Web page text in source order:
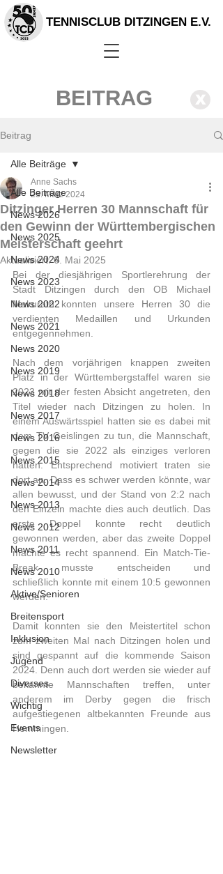
TENNISCLUB DITZINGEN E.V.
BEITRAG X
Beitrag
Alle Beiträge
News 2026
News 2025
News 2024
News 2023
News 2022
News 2021
News 2020
News 2019
News 2018
News 2017
News 2016
News 2015
News 2014
News 2013
News 2012
News 2011
News 2010
Aktive/Senioren
Breitensport
Inklusion
Jugend
Diverses
Wichtig
Events
Newsletter
Alle Beiträge
Ditzinger Herren 30 Mannschaft für
den Gewinn der Württembergischen
Meisterschaft geehrt
Anne Sachs
23. März 2024
Aktualisiert:6. Mai 2025
Bei der diesjährigen Sportlerehrung der
Stadt Ditzingen durch den OB Michael
Makurath konnten unsere Herren 30 die
verdienten Medaillen und Urkunden
entgegennehmen.
Nach dem vorjährigen knappen zweiten
Platz in der Württembergstaffel waren sie
2023 mit der festen Absicht angetreten, den
Titel wieder nach Ditzingen zu holen. In
einem Auswärtsspiel hatten sie es dabei mit
dem TV Geislingen zu tun, die Mannschaft,
gegen die sie 2022 als einziges verloren
hatten. Entsprechend motiviert traten sie
dort an. Dass es schwer werden könnte, war
allen bewusst, und der Stand von 2:2 nach
den Einzeln machte dies auch deutlich. Das
erste Doppel konnte recht deutlich
gewonnen werden, aber das zweite Doppel
machte es recht spannend. Ein Match-Tie-
Break musste entscheiden und
schließlich konnte mit einem 10:5 gewonnen
werden.
Damit konnten sie den Meistertitel schon
zum zweiten Mal nach Ditzingen holen und
sind gespannt auf die kommende Saison
2024. Denn auch dort werden sie wieder auf
bekannte Mannschaften treffen, unter
anderem im Derby gegen die frisch
aufgestiegenen altbekannten Freunde aus
Hemmingen.